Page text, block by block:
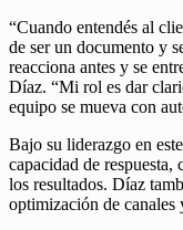
“Cuando entendés al
de ser un documento y
reacciona antes y se
Díaz. “Mi rol es dar
equipo se mueva con
Bajo su liderazgo en
capacidad de
los resultados. Díaz
optimización de canales